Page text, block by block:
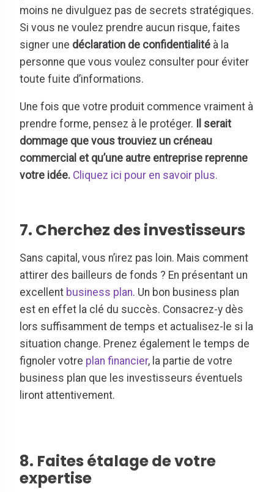
moins ne divulguez pas de secrets stratégiques.
Si vous ne voulez prendre aucun risque, faites
signer une déclaration de confidentialité à la
personne que vous voulez consulter pour éviter
toute fuite d’informations.
Une fois que votre produit commence vraiment à
prendre forme, pensez à le protéger.
Il serait
dommage que vous trouviez un créneau
commercial et qu’une autre entreprise reprenne
votre idée. Cliquez ici pour en savoir plus.
7. Cherchez des investisseurs
Sans capital, vous n’irez pas loin. Mais comment
attirer des bailleurs de fonds ? En présentant un
excellent business plan. Un bon business plan
est en effet la clé du succès. Consacrez-y dès
lors suffisamment de temps et actualisez-le si la
situation change. Prenez également le temps de
fignoler votre plan financier, la partie de votre
business plan que les investisseurs éventuels
liront attentivement.
8. Faites étalage de votre
expertise